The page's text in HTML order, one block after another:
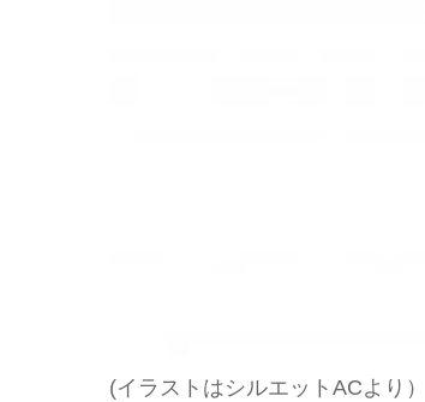
(イラストはシルエットACより）